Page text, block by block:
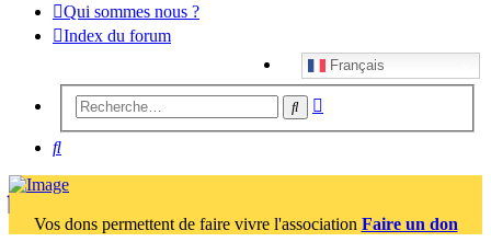
Qui sommes nous ?
Index du forum
Français
Rechercher
Rechercher
Vos dons permettent de faire vivre l'association Faire un don